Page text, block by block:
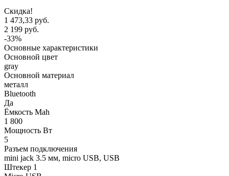
Скидка!
1 473,33 руб.
2 199 руб.
-33%
Основные характеристики
Основной цвет
gray
Основной материал
металл
Bluetooth
Да
Ёмкость Mah
1 800
Мощность Вт
5
Разъем подключения
mini jack 3.5 мм, micro USB, USB
Штекер 1